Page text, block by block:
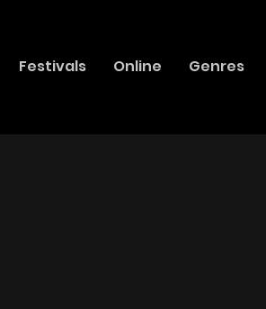
Festivals Online Genres